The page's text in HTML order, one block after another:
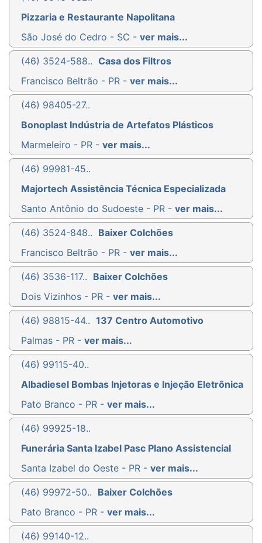
Pizzaria e Restaurante Napolitana
São José do Cedro - SC - ver mais...
(46) 3524-588.. Casa dos Filtros
Francisco Beltrão - PR - ver mais...
(46) 98405-27..
Bonoplast Indústria de Artefatos Plásticos
Marmeleiro - PR - ver mais...
(46) 99981-45..
Majortech Assistência Técnica Especializada
Santo Antônio do Sudoeste - PR - ver mais...
(46) 3524-848.. Baixer Colchões
Francisco Beltrão - PR - ver mais...
(46) 3536-117.. Baixer Colchões
Dois Vizinhos - PR - ver mais...
(46) 98815-44.. 137 Centro Automotivo
Palmas - PR - ver mais...
(46) 99115-40..
Albadiesel Bombas Injetoras e Injeção Eletrônica
Pato Branco - PR - ver mais...
(46) 99925-18..
Funerária Santa Izabel Pasc Plano Assistencial
Santa Izabel do Oeste - PR - ver mais...
(46) 99972-50.. Baixer Colchões
Pato Branco - PR - ver mais...
(46) 99140-12..